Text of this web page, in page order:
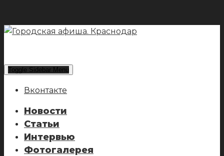
Toggle Sidebar Menu
Вконтакте
Новости
Статьи
Интервью
Фотогалерея